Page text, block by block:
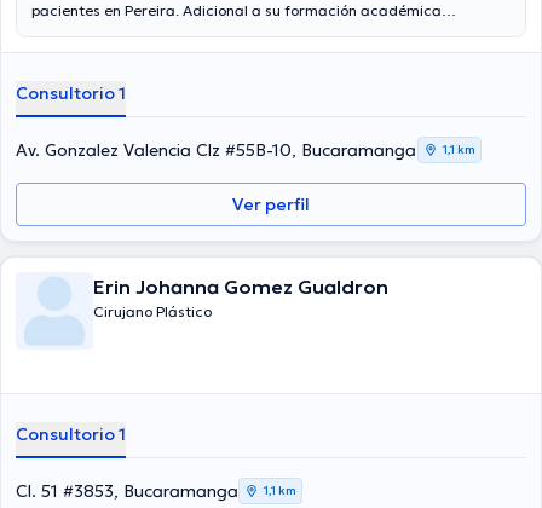
pacientes en Pereira. Adicional a su formación académica
de especialidad. El Dr. cuenta con muchos años de experiencia
desempeñado como miembro de diversas asociaciones médicas.
Carlos Enrique Ramirez Isaza ha colaborado en abundantes
conferencias con miras a tener una formación continua en su
ámbito de especialización y ha difundido numerosas ediciones.
Español es el idioma principal manejados por el especialista.
Consultorio 1
Av. Gonzalez Valencia Clz #55B-10, Bucaramanga 1,1 km
Ver perfil
Erin Johanna Gomez Gualdron
Cirujano Plástico
Consultorio 1
Cl. 51 #3853, Bucaramanga 1,1 km